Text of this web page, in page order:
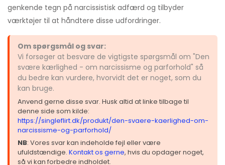
genkende tegn på narcissistisk adfærd og tilbyder
værktøjer til at håndtere disse udfordringer.
Om spørgsmål og svar:
Vi forsøger at besvare de vigtigste spørgsmål om "Den
svære kærlighed - om narcissisme og parforhold" så
du bedre kan vurdere, hvorvidt det er noget, som du
kan bruge.
Anvend gerne disse svar. Husk altid at linke tilbage til
denne side som kilde:
https://singleflirt.dk/produkt/den-svaere-kaerlighed-om-
narcissisme-og-parforhold/
NB: Vores svar kan indeholde fejl eller være
ufuldstændige. Kontakt os gerne, hvis du opdager noget,
så vi kan forbedre indholdet.